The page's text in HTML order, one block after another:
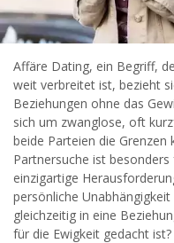
Affäre Dating, ein Begriff,
weit verbreitet ist, bezieht
Beziehungen ohne das
sich um zwanglose, oft
beide Parteien die
Partnersuche ist
einzigartige
persönliche
gleichzeitig in eine
für die Ewigkeit gedacht ist?